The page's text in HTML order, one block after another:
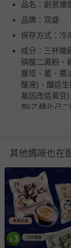
品名：創意爆
品牌：双盛
保存方式：冷
成分：三杯嫩
磷酸二澱粉、
層塔、薑、醬
酸液)、釀造
基因改造黃豆
劑(乙醯化己
劑(甘草酸鈉
琥珀酸二鈉)、
鉀、二氧化
黃槴子色素
蒜頭、磷酸二
辣豆瓣醬(辣
麻油)、糖、
胺基丙酸、
酸鈉、酸性焦
其他媽咪也在